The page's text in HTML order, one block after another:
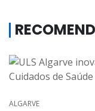
ALGARVE